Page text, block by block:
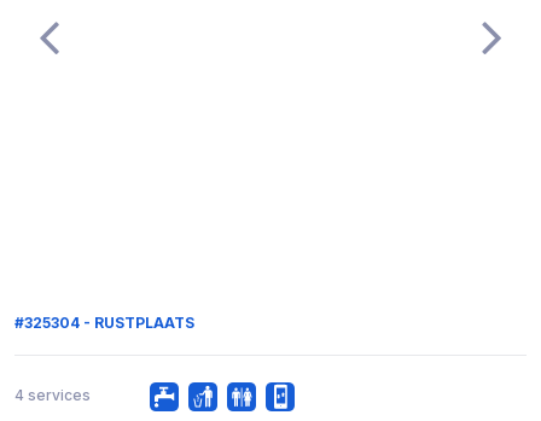
#325304 - RUSTPLAATS
4 services